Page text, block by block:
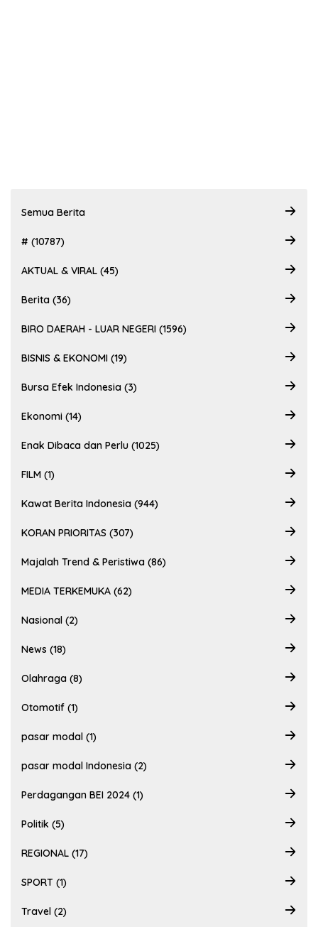
Semua Berita
# (10787)
AKTUAL & VIRAL (45)
Berita (36)
BIRO DAERAH - LUAR NEGERI (1596)
BISNIS & EKONOMI (19)
Bursa Efek Indonesia (3)
Ekonomi (14)
Enak Dibaca dan Perlu (1025)
FILM (1)
Kawat Berita Indonesia (944)
KORAN PRIORITAS (307)
Majalah Trend & Peristiwa (86)
MEDIA TERKEMUKA (62)
Nasional (2)
News (18)
Olahraga (8)
Otomotif (1)
pasar modal (1)
pasar modal Indonesia (2)
Perdagangan BEI 2024 (1)
Politik (5)
REGIONAL (17)
SPORT (1)
Travel (2)